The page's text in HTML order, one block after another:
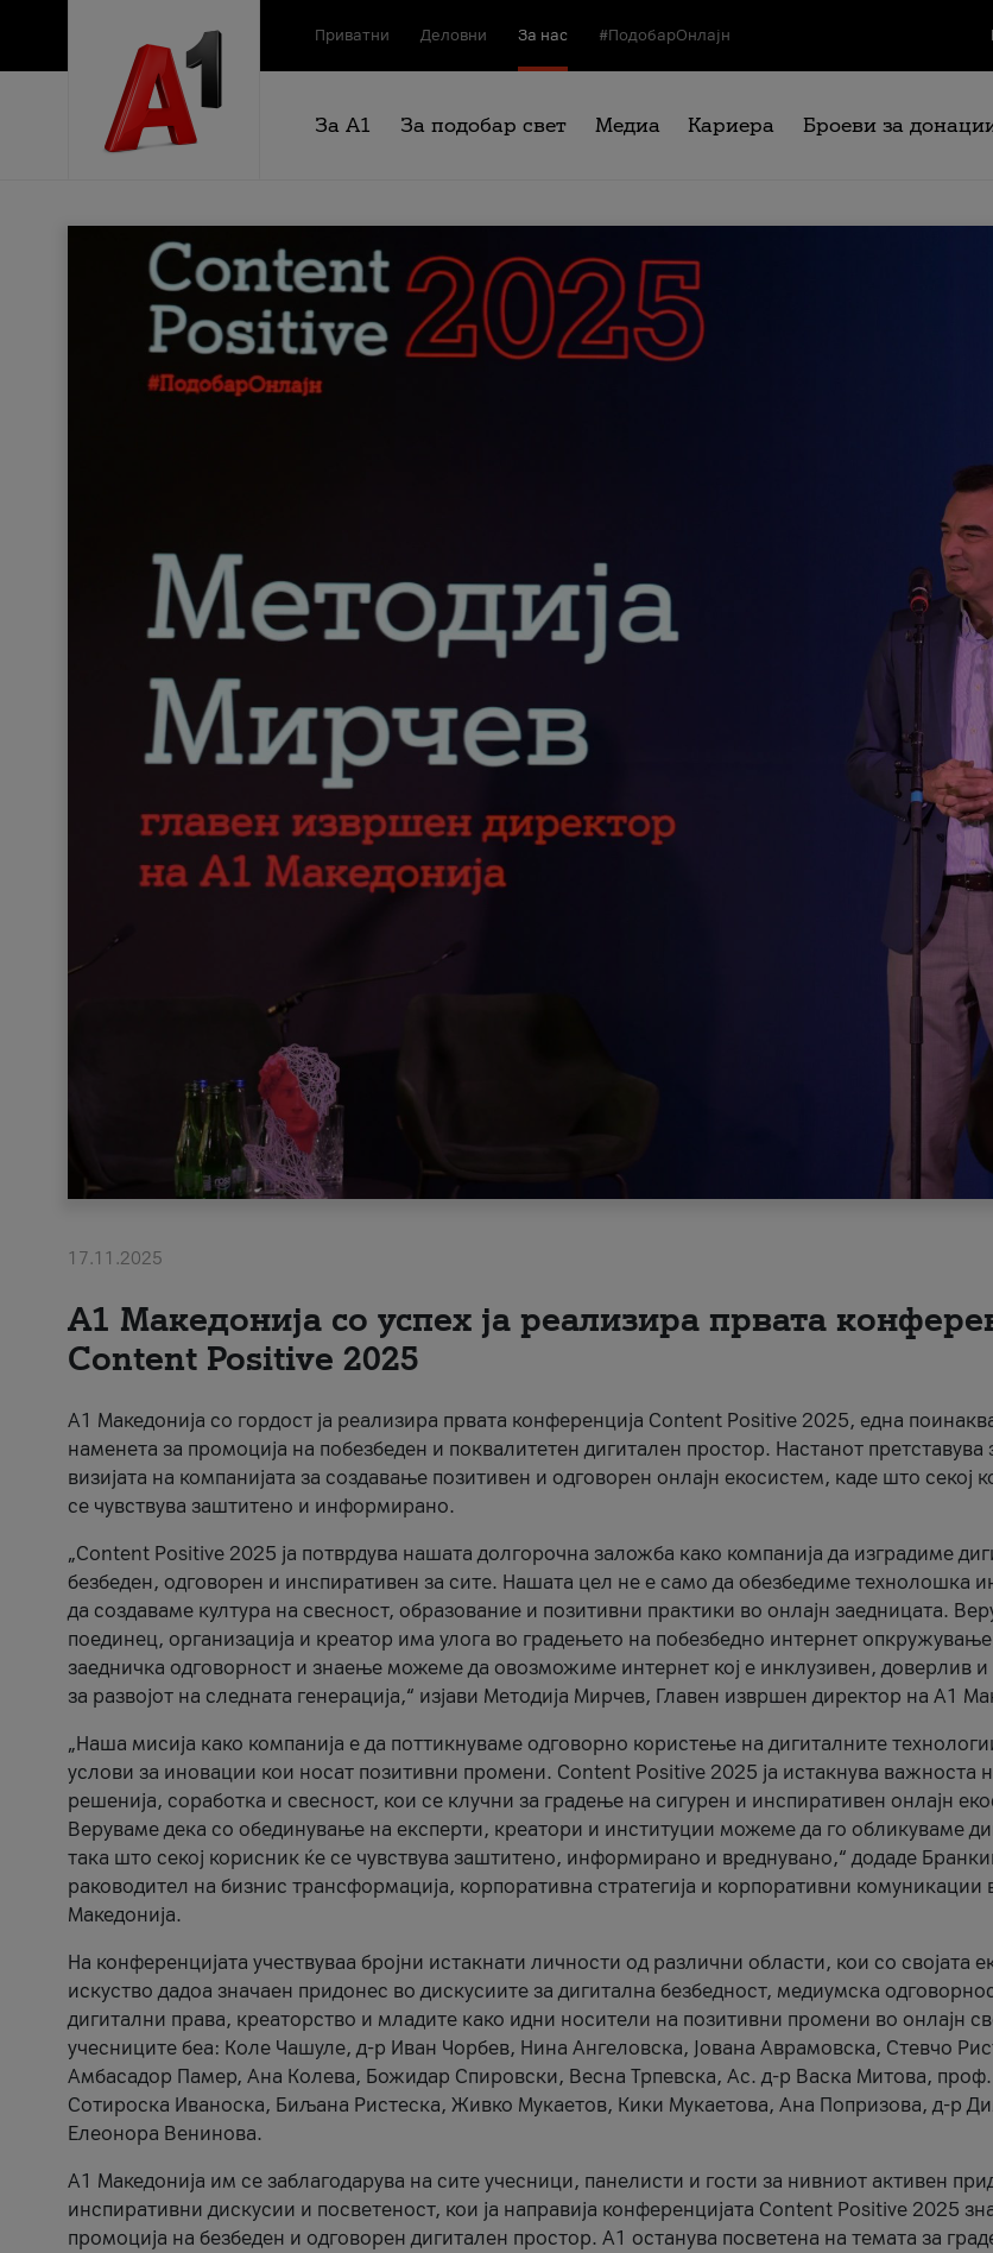
Приватни Деловни За нас #ПодобарОнлајн
За А1 За подобар свет Медиа Кариера Броеви за
17.11.2025
А1 Македонија со успех ја реализира првата
Content Positive 2025
А1 Македонија со гордост ја реализира првата конференција Content Positive 2025, една
наменета за промоција на побезбеден и поквалитетен дигитален простор. Настанот претставува
визијата на компанијата за создавање позитивен и одговорен онлајн екосистем, каде што секој
се чувствува заштитено и информирано.
„Content Positive 2025 ја потврдува нашата долгорочна заложба како компанија да изградиме
безбеден, одговорен и инспиративен за сите. Нашата цел не е само да обезбедиме технолошка
да создаваме култура на свесност, образование и позитивни практики во онлајн заедницата.
поединец, организација и креатор има улога во градењето на побезбедно интернет
заедничка одговорност и знаење можеме да овозможиме интернет кој е инклузивен, доверлив и
за развојот на следната генерација,“ изјави Методија Мирчев, Главен извршен директор на А1
„Наша мисија како компанија е да поттикнуваме одговорно користење на дигиталните
услови за иновации кои носат позитивни промени. Content Positive 2025 ја истакнува важноста
решенија, соработка и свесност, кои се клучни за градење на сигурен и инспиративен онлајн
Веруваме дека со обединување на експерти, креатори и институции можеме да го обликуваме
така што секој корисник ќе се чувствува заштитено, информирано и вреднувано,“ додаде
раководител на бизнис трансформација, корпоративна стратегија и корпоративни комуникации
Македонија.
На конференцијата учествуваа бројни истакнати личности од различни области, кои со својата
искуство дадоа значаен придонес во дискусиите за дигитална безбедност, медиумска
дигитални права, креаторство и младите како идни носители на позитивни промени во онлајн
учесниците беа: Коле Чашуле, д-р Иван Чорбев, Нина Ангеловска, Јована Аврамовска, Стевчо
Амбасадор Памер, Ана Колева, Божидар Спировски, Весна Трпевска, Ас. д-р Васка Митова,
Сотироска Иваноска, Биљана Ристеска, Живко Мукаетов, Кики Мукаетова, Ана Попризова, д-р
Елеонора Венинова.
А1 Македонија им се заблагодарува на сите учесници, панелисти и гости за нивниот активен
инспиративни дискусии и посветеност, кои ја направија конференцијата Content Positive 2025
промоција на безбеден и одговорен дигитален простор. А1 останува посветена на темата за